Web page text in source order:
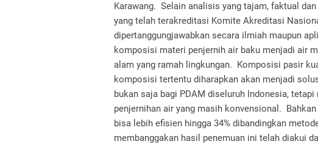
Karawang. Selain analisis yang tajam, faktual
yang telah terakreditasi Komite Akreditasi
dipertanggungjawabkan secara ilmiah maupun
komposisi materi penjernih air baku menjadi air
alam yang ramah lingkungan. Komposisi pasir
komposisi tertentu diharapkan akan menjadi
bukan saja bagi PDAM diseluruh Indonesia,
penjernihan air yang masih konvensional.
bisa lebih efisien hingga 34% dibandingkan
membanggakan hasil penemuan ini telah diakui